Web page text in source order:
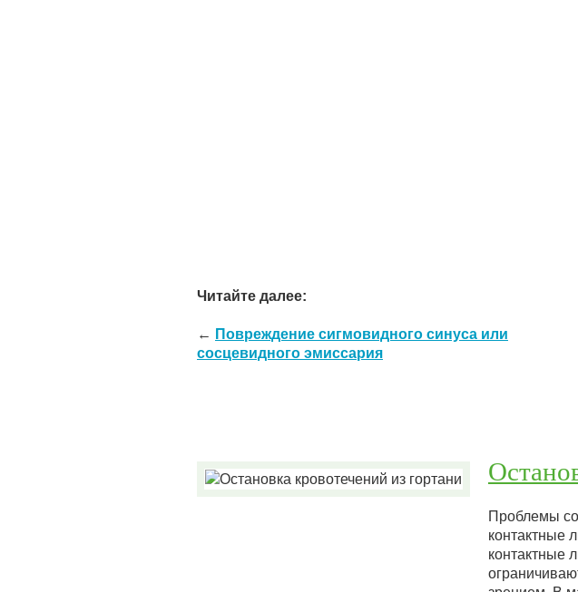
Читайте далее:
← Повреждение сигмовидного синуса или
сосцевидного эмиссария
Проблемы
контактные
контактные